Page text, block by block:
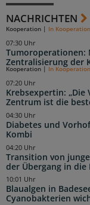
NACHRICHTEN
Tumoroperationen:
Zentralisierung der
Kooperation In
07:30 Uhr
Krebsexpertin:
Zentrum ist die
Kooperation In
07:20 Uhr
Diabetes und
Kombi
04:30 Uhr
Transition von
der Übergang in die
04:20 Uhr
Blaualgen in
Cyanobakterien
10:01 Uhr